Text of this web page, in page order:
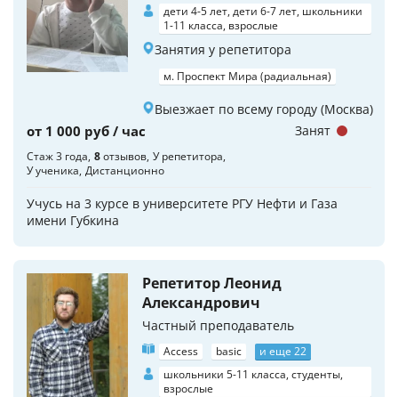
дети 4-5 лет, дети 6-7 лет, школьники
1-11 класса, взрослые
Занятия у репетитора
м. Проспект Мира (радиальная)
Выезжает по всему городу (Москва)
от 1 000 руб / час
Стаж 3 года 8отзывов У репетитора
У ученика Дистанционно
Учусь на 3 курсе в университете РГУ Нефти и Газа
имени Губкина
Занят
Репетитор Леонид
Александрович
Частный преподаватель
Access basic
и еще 22
школьники 5-11 класса, студенты,
взрослые